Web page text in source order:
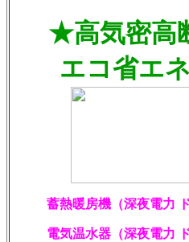
★高気密高
エコ省エ
蓄熱暖房機（深夜電力
電気温水器（深夜電力